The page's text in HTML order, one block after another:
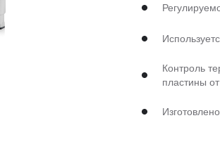
Контроль
пластины